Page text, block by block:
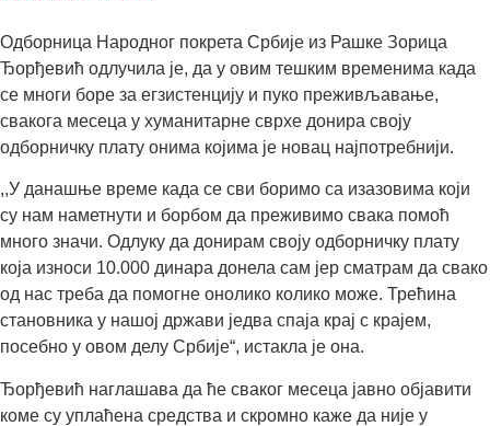
Одборница Народног покрета Србије из Рашке Зорица
Ђорђевић одлучила је, да у овим тешким временима када
се многи боре за егзистенцију и пуко преживљавање,
свакога месеца у хуманитарне сврхе донира своју
одборничку плату онима којима је новац најпотребнији.
,,У данашње време када се сви боримо са изазовима који
су нам наметнути и борбом да преживимо свака помоћ
много значи. Одлуку да донирам своју одборничку плату
која износи 10.000 динара донела сам јер сматрам да свако
од нас треба да помогне онолико колико може. Трећина
становника у нашој држави једва спаја крај с крајем,
посебно у овом делу Србије“, истакла је она.
Ђорђевић наглашава да ће сваког месеца јавно објавити
коме су уплаћена средства и скромно каже да није у